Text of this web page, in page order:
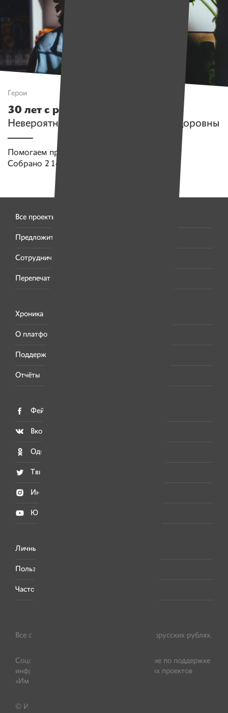
Герои
30 лет с рассеянным склерозом
Невероятная история Людмилы Федоровны
Помогаем проекту
Собрано 2 144 538 руб.
Все проекты
Предложить проект
Сотрудничество
Перепечатка материалов
Хроника
О платформе
Поддержать «Имена»
Отчёты
Фейсбук
Вконтакте
Одноклассники
Твитер
Инстаграм
Ютуб
Личный кабинет
Пользовательское соглашение
Часто задаваемые вопросы
Все суммы пожертвований указаны в белорусских рублях.
Социально-благотворительное учреждение по поддержке
инфраструктурных общественно значимых проектов
«ИменаМедиа», УНП 192683195
© Имена, 2016—2026